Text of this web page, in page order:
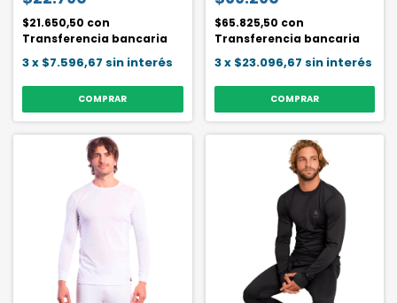
$21.650,50 con
Transferencia bancaria
3x $7.596,67 sin interés
COMPRAR
$65.825,50 con
Transferencia bancaria
3x $23.096,67 sin interés
COMPRAR